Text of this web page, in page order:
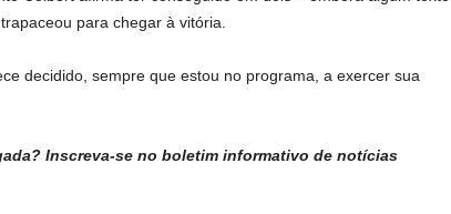
para chegar à vitória.
decidido, sempre que estou no programa, a exercer sua
Inscreva-se no boletim informativo de notícias